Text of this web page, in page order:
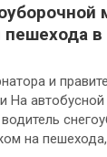
в
и
На автобусной
на